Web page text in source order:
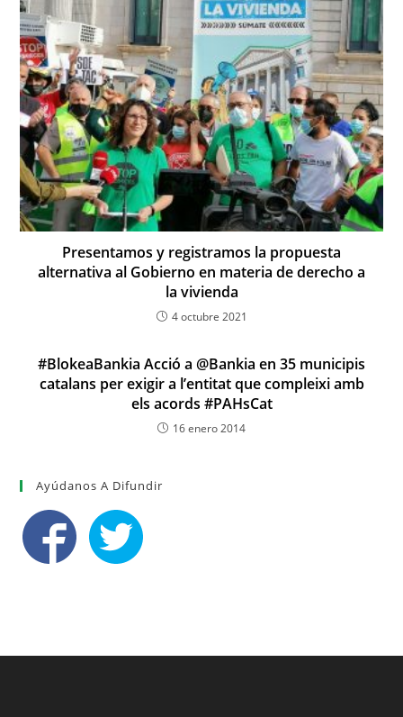
Presentamos y registramos la propuesta
alternativa al Gobierno en materia de derecho a
la vivienda
4 octubre 2021
#BlokeaBankia Acció a @Bankia en 35 municipis
catalans per exigir a l’entitat que compleixi amb
els acords #PAHsCat
16 enero 2014
Ayúdanos A Difundir